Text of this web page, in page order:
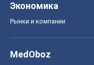
Экономика
Рынки и компании
MedOboz